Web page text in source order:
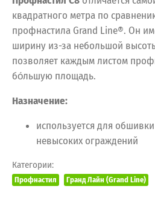
квадратного метра по
профнастила Grand Line®. Он
ширину из-за небольшой
позволяет каждым листом
бо́льшую площадь.
Назначение:
используется для
невысоких ограждений
Категории:
Профнастил Гранд Лайн (Grand Line)